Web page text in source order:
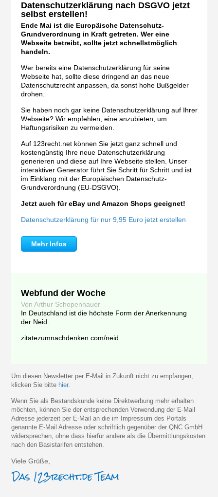
Datenschutzerklärung nach DSGVO jetzt
selbst erstellen!
Ende Mai ist die Europäische Datenschutz-
Grundverordnung in Kraft getreten. Wer eine
Webseite betreibt, sollte jetzt schnellstmöglich
handeln.
Wer bereits eine Datenschutzerklärung für seine
Webseite hat, sollte diese dringend an das neue
Datenschutzrecht anpassen, da sonst hohe Bußgelder
drohen.
Sie haben noch gar keine Datenschutzerklärung auf Ihrer
Webseite? Wir empfehlen, eine anzubieten, um
Haftungsrisiken zu vermeiden.
Auf 123recht.net können Sie jetzt ganz schnell und
kostengünstig Ihre neue Datenschutzerklärung
generieren und diese auf Ihre Webseite stellen. Unser
interaktiver Generator führt Sie Schritt für Schritt und ist
im Einklang mit der Europäischen Datenschutz-
Grundverordnung (EU-DSGVO).
Jetzt auch für eBay und Amazon Shops geeignet!
Datenschutzerklärung für nur 9,95 Euro jetzt erstellen
Mehr Infos
Webfund der Woche
Von Arthur Schopenhauer
In Deutschland ist die höchste Form der Anerkennung
der Neid.
zitatezumnachdenken.com/neid
Um diesen Newsletter per E-Mail in Zukunft nicht zu empfangen,
klicken Sie bitte hier.
Wenn Sie als Bestandskunde keine Direktwerbung mehr erhalten
möchten, können Sie der entsprechenden Verwendung der E-Mail
Adresse jederzeit per E-Mail an die im Impressum des Portals
genannte E-Mail Adresse oder schriftlich gegenüber der QNC GmbH
widersprechen, ohne dass hierfür andere als die Übermittlungskosten
nach den Basistarifen entstehen.
Viele Grüße,